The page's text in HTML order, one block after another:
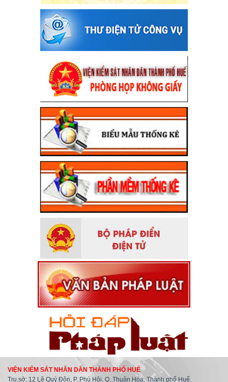
VIỆN KIỂM SÁT NHÂN DÂN THÀNH PHỐ HUẾ
Trụ sở: 12 Lê Quý Đôn, P. Phú Hội, Q. Thuận Hóa, Thành phố Huế.